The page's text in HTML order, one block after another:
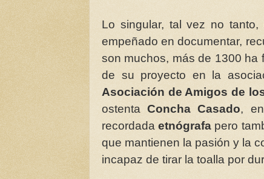
Lo singular, tal vez no
empeñado en documentar,
son muchos, más de 1300 ha
de su proyecto en la
Asociación de Amigos de
ostentaConcha Casado,
recordadaetnógrafa pero
que mantienen la pasión y la
incapaz de tirar la toalla por